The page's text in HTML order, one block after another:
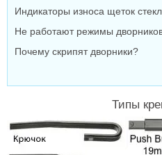
Индикаторы износа щеток
Не работают режимы
Почему скрипят дворники?
Типы